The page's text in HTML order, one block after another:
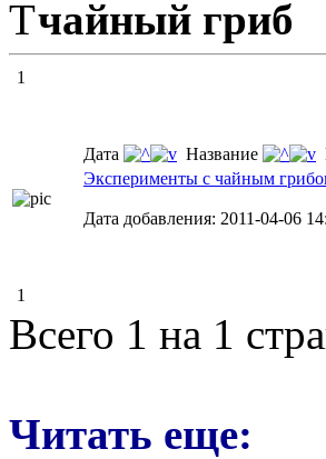
чайный гриб
1
Дата Название
Эксперименты с чайным
Дата добавления: 2011-04-06
1
Всего 1 на 1
Читать еще: